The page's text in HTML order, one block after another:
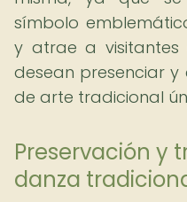
símbolo
y atrae a
desean presenciar
de arte tradicional
Preservación y
danza